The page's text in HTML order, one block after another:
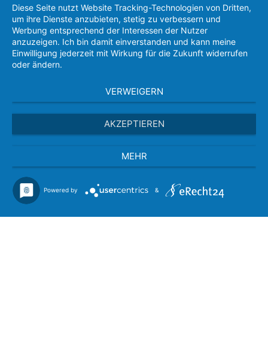
Diese Seite nutzt Website Tracking-Technologien von Dritten,
um ihre Dienste anzubieten, stetig zu verbessern und
Werbung entsprechend der Interessen der Nutzer
anzuzeigen. Ich bin damit einverstanden und kann meine
Einwilligung jederzeit mit Wirkung für die Zukunft widerrufen
oder ändern.
VERWEIGERN
AKZEPTIEREN
MEHR
Powered by &